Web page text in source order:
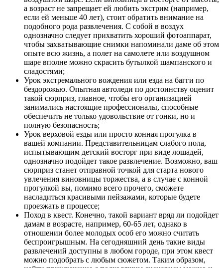
а возраст не запрещает ей любить экстрим (например,
если ей меньше 40 лет), стоит обратить внимание на
подобного рода развлечения. С собой в воздух
однозначно следует прихватить хороший фотоаппарат,
чтобы захватывающие снимки напоминали даме об этом
опыте всю жизнь, а полет на самолете или воздушном
шаре вполне можно скрасить бутылкой шампанского и
сладостями;
Урок экстремального вождения или езда на багги по
бездорожью. Опытная автоледи по достоинству оценит
такой сюрприз, главное, чтобы его организацией
занимались настоящие профессионалы, способные
обеспечить не только удовольствие от гонки, но и
полную безопасность;
Урок верховой езды или просто конная прогулка в
вашей компании. Представительницам слабого пола,
испытывающим детский восторг при виде лошадей,
однозначно подойдет такое развлечение. Возможно, ваш
сюрприз станет отправной точкой для старта нового
увлечения виновницы торжества, а в случае с конной
прогулкой вы, помимо всего прочего, сможете
насладиться красивыми пейзажами, которые будете
проезжать в процессе;
Поход в квест. Конечно, такой вариант вряд ли подойдет
дамам в возрасте, например, 60-65 лет, однако в
отношении более молодых особ его можно считать
беспроигрышным. На сегодняшний день такие виды
развлечений доступны в любом городе, при этом квест
можно подобрать с любым сюжетом. Таким образом,